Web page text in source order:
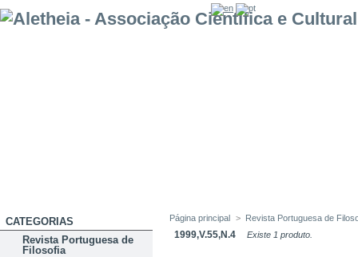
CATEGORIAS
Revista Portuguesa de
Filosofia
Página principal > Revista Portuguesa de
1999,V.55,N.4 Existe 1 produto.